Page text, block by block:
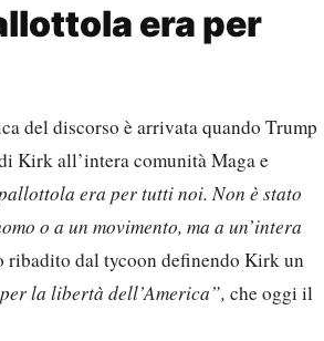
era per
del discorso è arrivata quando Trump
Kirk all’intera comunità Maga e
era per tutti noi. Non è stato
o a un movimento, ma a un’intera
ribadito dal tycoon definendo Kirk un
la libertà dell’America”, che oggi il